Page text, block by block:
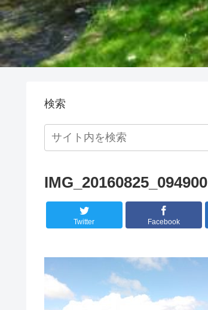
検索
IMG_20160825_094900
Twitter Facebook